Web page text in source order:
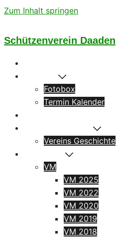
Zum Inhalt springen
Schützenverein Daaden
Fotobox
Termin Kalender
Vereins Geschichte
VM
VM 2025
VM 2022
VM 2020
VM 2019
VM 2018